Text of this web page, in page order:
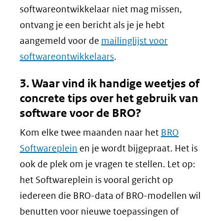
softwareontwikkelaar niet mag missen,
ontvang je een bericht als je je hebt
aangemeld voor de mailinglijst voor
softwareontwikkelaars.
3. Waar vind ik handige weetjes of
concrete tips over het gebruik van
software voor de BRO?
Kom elke twee maanden naar het BRO
Softwareplein en je wordt bijgepraat. Het is
ook de plek om je vragen te stellen. Let op:
het Softwareplein is vooral gericht op
iedereen die BRO-data of BRO-modellen wil
benutten voor nieuwe toepassingen of